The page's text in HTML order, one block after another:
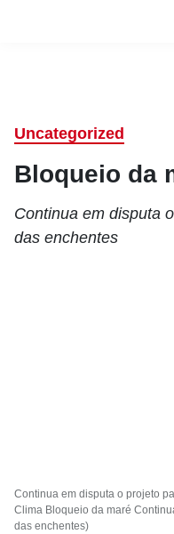
Uncategorized
Bloqueio da
Continua em disputa
das enchentes
Continua em disputa o projeto
Clima Bloqueio da maré
das enchentes)